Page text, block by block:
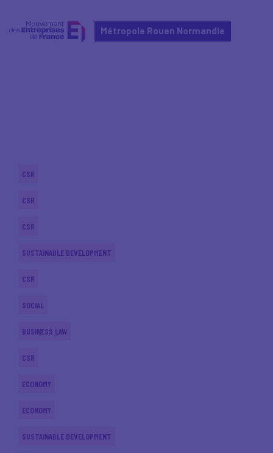
Métropole Rouen Normandie
CSR
CSR
CSR
SUSTAINABLE DEVELOPMENT
CSR
SOCIAL
BUSINESS LAW
CSR
ECONOMY
ECONOMY
SUSTAINABLE DEVELOPMENT